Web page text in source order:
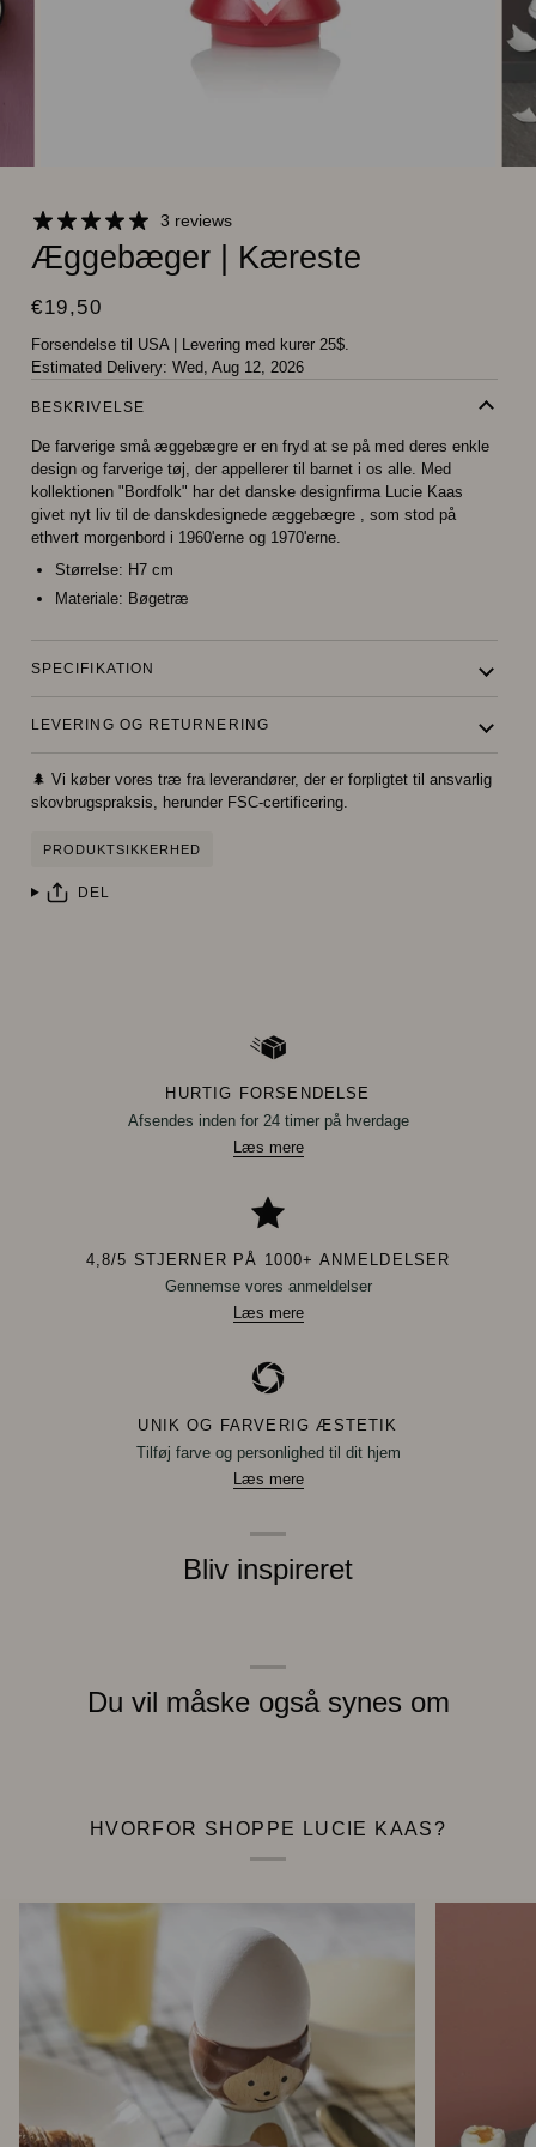
3 reviews
Æggebæger | Kæreste
€19,50
Forsendelse til USA | Levering med kurer 25$.
Estimated Delivery: Wed, Aug 12, 2026
BESKRIVELSE
De farverige små æggebægre er en fryd at se på med deres enkle
design og farverige tøj, der appellerer til barnet i os alle. Med
kollektionen "Bordfolk" har det danske designfirma Lucie Kaas
givet nyt liv til de danskdesignede æggebægre , som stod på
ethvert morgenbord i 1960'erne og 1970'erne.
Størrelse: H7 cm
Materiale: Bøgetræ
SPECIFIKATION
LEVERING OG RETURNERING
🌲 Vi køber vores træ fra leverandører, der er forpligtet til ansvarlig
skovbrugspraksis, herunder FSC-certificering.
PRODUKTSIKKERHED
DEL
HURTIG FORSENDELSE
Afsendes inden for 24 timer på hverdage
Læs mere
4,8/5 STJERNER PÅ 1000+ ANMELDELSER
Gennemse vores anmeldelser
Læs mere
UNIK OG FARVERIG ÆSTETIK
Tilføj farve og personlighed til dit hjem
Læs mere
Bliv inspireret
Du vil måske også synes om
HVORFOR SHOPPE LUCIE KAAS?